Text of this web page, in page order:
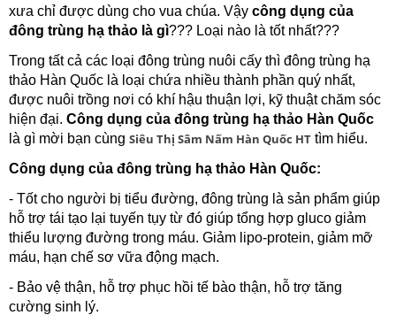
xưa chỉ được dùng cho vua chúa. Vậy công dụng của
đông trùng hạ thảo là gì??? Loại nào là tốt nhất???
Trong tất cả các loại đông trùng nuôi cấy thì đông trùng hạ
thảo Hàn Quốc là loại chứa nhiều thành phần quý nhất,
được nuôi trồng nơi có khí hậu thuận lợi, kỹ thuật chăm sóc
hiện đại. Công dụng của đông trùng hạ thảo Hàn Quốc
là gì mời bạn cùng Siêu Thị Sâm Nấm Hàn Quốc HT tìm hiểu.
Công dụng của đông trùng hạ thảo Hàn Quốc:
- Tốt cho người bị tiểu đường, đông trùng là sản phẩm giúp
hỗ trợ tái tạo lại tuyến tụy từ đó giúp tổng hợp gluco giảm
thiểu lượng đường trong máu. Giảm lipo-protein, giảm mỡ
máu, hạn chế sơ vữa động mạch.
- Bảo vệ thận, hỗ trợ phục hồi tế bào thận, hỗ trợ tăng
cường sinh lý.